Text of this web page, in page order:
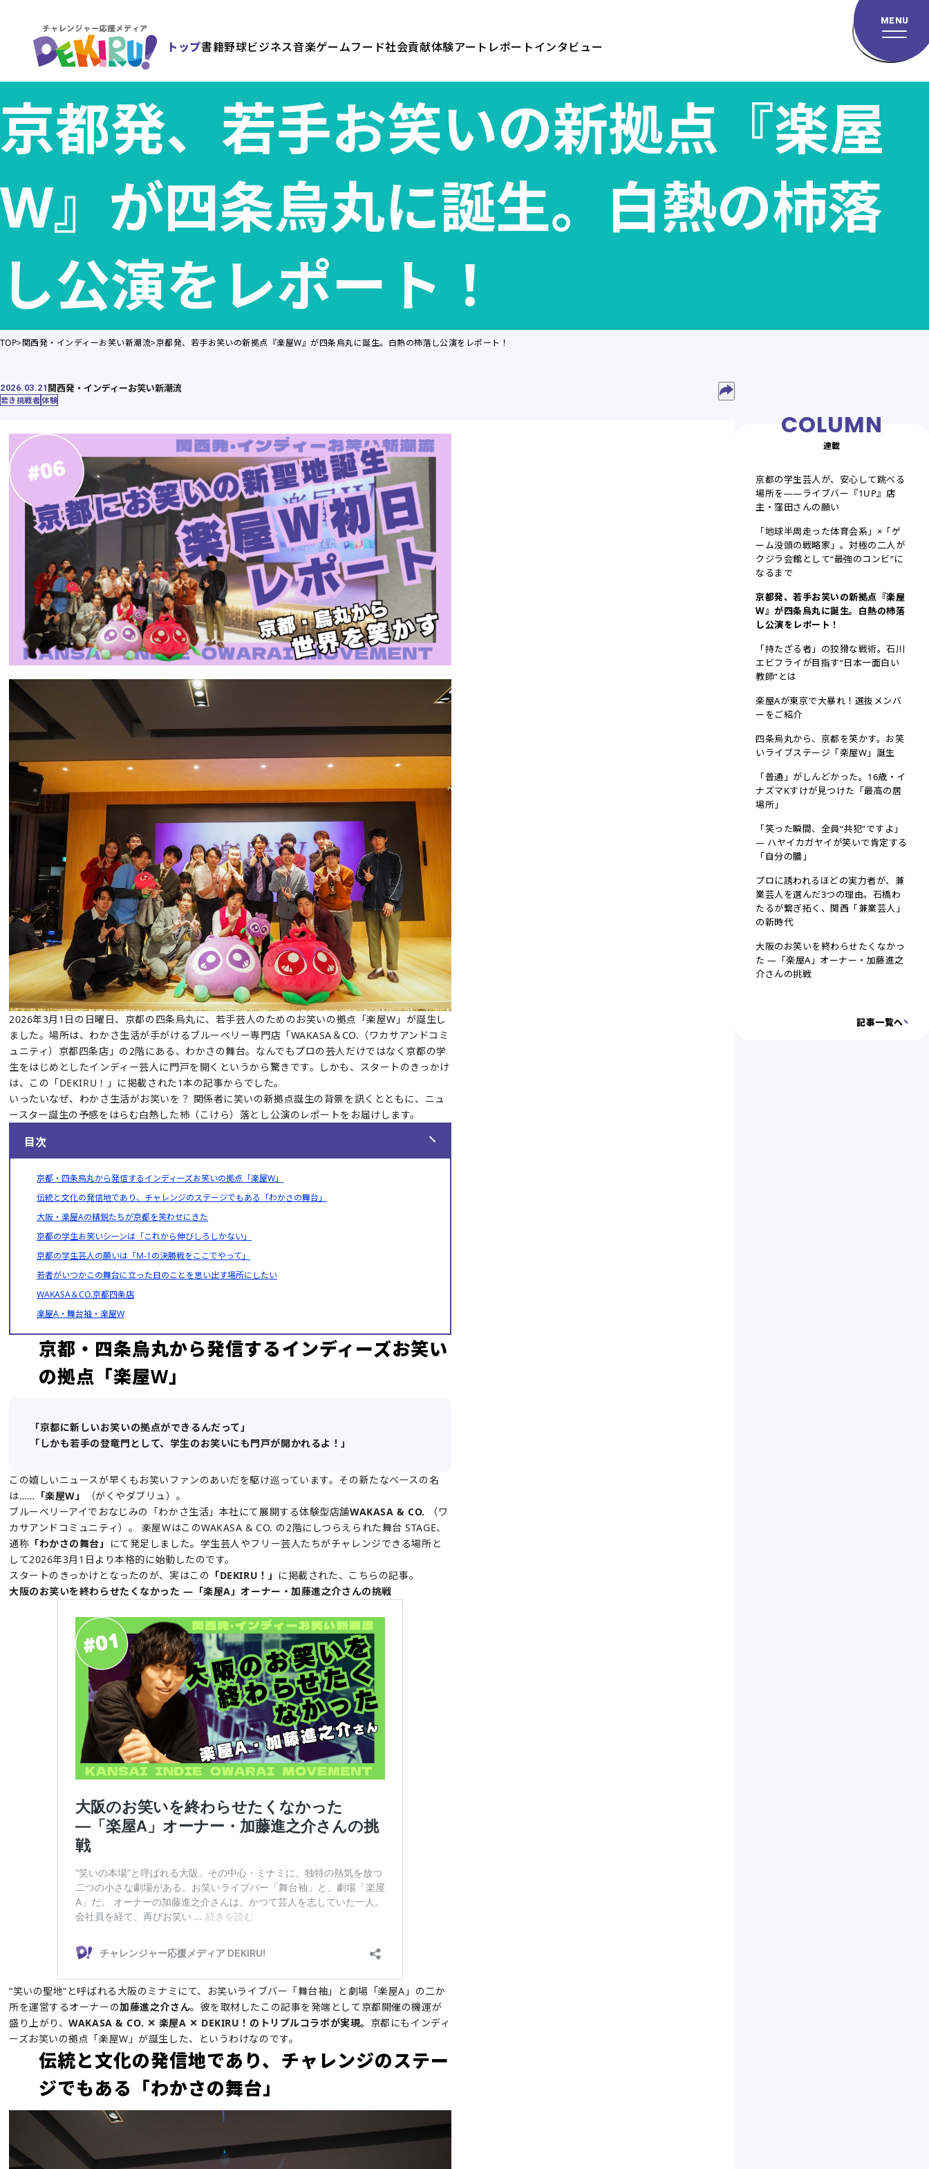
トップ書籍野球ビジネス音楽ゲームフード社会貢献体験アート レポートインタビュー
MENU
京都発、若手お笑いの新拠点『楽屋
W』が四条烏丸に誕生。白熱の杮落
し公演をレポート！
TOP 関西発・インディーお笑い新潮流 京都発、若手お笑いの新拠点『楽屋W』が四条烏丸に誕生。白熱の杮落し公演をレポート！
2026.03.21 関西発・インディーお笑い新潮流
若き挑戦者体験
2026年3月1日の日曜日、京都の四条烏丸に、若手芸人のためのお笑いの拠点「楽屋W」が誕生し
ました。場所は、わかさ生活が手がけるブルーベリー専門店「WAKASA＆CO.（ワカサアンドコミ
ュニティ）京都四条店」の2階にある、わかさの舞台。なんでもプロの芸人だけではなく京都の学
生をはじめとしたインディー芸人に門戸を開くというから驚きです。しかも、スタートのきっかけ
は、この「DEKIRU！」に掲載された1本の記事からでした。
いったいなぜ、わかさ生活がお笑いを？ 関係者に笑いの新拠点誕生の背景を訊くとともに、ニュ
ースター誕生の予感をはらむ白熱した杮（こけら）落とし公演のレポートをお届けします。
目次
京都・四条烏丸から発信するインディーズお笑いの拠点「楽屋W」
伝統と文化の発信地であり、チャレンジのステージでもある「わかさの舞台」
大阪・楽屋Aの精鋭たちが京都を笑わせにきた
京都の学生お笑いシーンは「これから伸びしろしかない」
京都の学生芸人の願いは「M-1の決勝戦をここでやって」
若者がいつかこの舞台に立った日のことを思い出す場所にしたい
WAKASA＆CO.京都四条店
楽屋A・舞台袖・楽屋W
京都・四条烏丸から発信するインディーズお笑い
の拠点「楽屋W」
「京都に新しいお笑いの拠点ができるんだって」
「しかも若手の登竜門として、学生のお笑いにも門戸が開かれるよ！」
この嬉しいニュースが早くもお笑いファンのあいだを駆け巡っています。その新たなベースの名
は…… 「楽屋W」
（がくやダブリュ）。
ブルーベリーアイでおなじみの「わかさ生活」本社にて展開する体験型店舗WAKASA & CO.
（ワ
カサアンドコミュニティ）。 楽屋WはこのWAKASA & CO. の2階にしつらえられた舞台 STAGE、
通称 「わかさの舞台」
にて発足しました。学生芸人やフリー芸人たちがチャレンジできる場所と
して2026年3月1日より本格的に始動したのです。
スタートのきっかけとなったのが、実はこの 「DEKIRU！」 に掲載された、こちらの記事。
大阪のお笑いを終わらせたくなかった ―「楽屋A」オーナー・加藤進之介さんの挑戦
“笑いの聖地”と呼ばれる大阪のミナミにて、お笑いライブバー「舞台袖」と劇場「楽屋A」の二か
所を運営するオーナーの加藤進之介さん。彼を取材したこの記事を発端として京都開催の機運が
盛り上がり、WAKASA & CO. ✕ 楽屋A ✕ DEKIRU！のトリプルコラボが実現。 京都にもインディ
ーズお笑いの拠点「楽屋W」が誕生した、というわけなのです。
伝統と文化の発信地であり、チャレンジのステー
ジでもある「わかさの舞台」
連載
京都の学生芸人が、安心して跳べる
場所を——ライブバー『1UP』店
主・窪田さんの願い
「地球半周走った体育会系」×「ゲ
ーム没頭の戦略家」。対極の二人が
クジラ会館として“最強のコンビ”に
なるまで
京都発、若手お笑いの新拠点『楽屋
W』が四条烏丸に誕生。白熱の杮落
し公演をレポート！
「持たざる者」の狡猾な戦術。石川
エビフライが目指す“日本一面白い
教師”とは
楽屋Aが東京で大暴れ！選抜メンバ
ーをご紹介
四条烏丸から、京都を笑かす。お笑
いライブステージ「楽屋W」誕生
「普通」がしんどかった。16歳・イ
ナズマKすけが見つけた「最高の居
場所」
「笑った瞬間、全員“共犯”ですよ」
― ハヤイカガヤイが笑いで肯定する
「自分の膿」
プロに誘われるほどの実力者が、兼
業芸人を選んだ3つの理由。石橋わ
たるが繋ぎ拓く、関西「兼業芸人」
の新時代
大阪のお笑いを終わらせたくなかっ
た ―「楽屋A」オーナー・加藤進之
介さんの挑戦
記事一覧へ